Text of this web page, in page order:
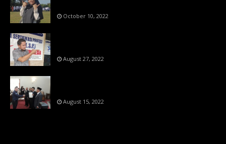
October 10, 2022
August 27, 2022
August 15, 2022